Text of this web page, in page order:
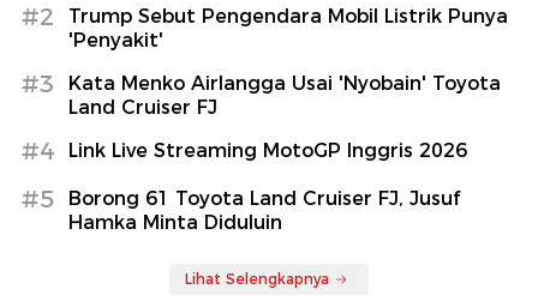
#2
Trump Sebut Pengendara Mobil Listrik Punya
'Penyakit'
#3
Kata Menko Airlangga Usai 'Nyobain' Toyota
Land Cruiser FJ
#4 Link Live Streaming MotoGP Inggris 2026
#5
Borong 61 Toyota Land Cruiser FJ, Jusuf
Hamka Minta Diduluin
Lihat Selengkapnya